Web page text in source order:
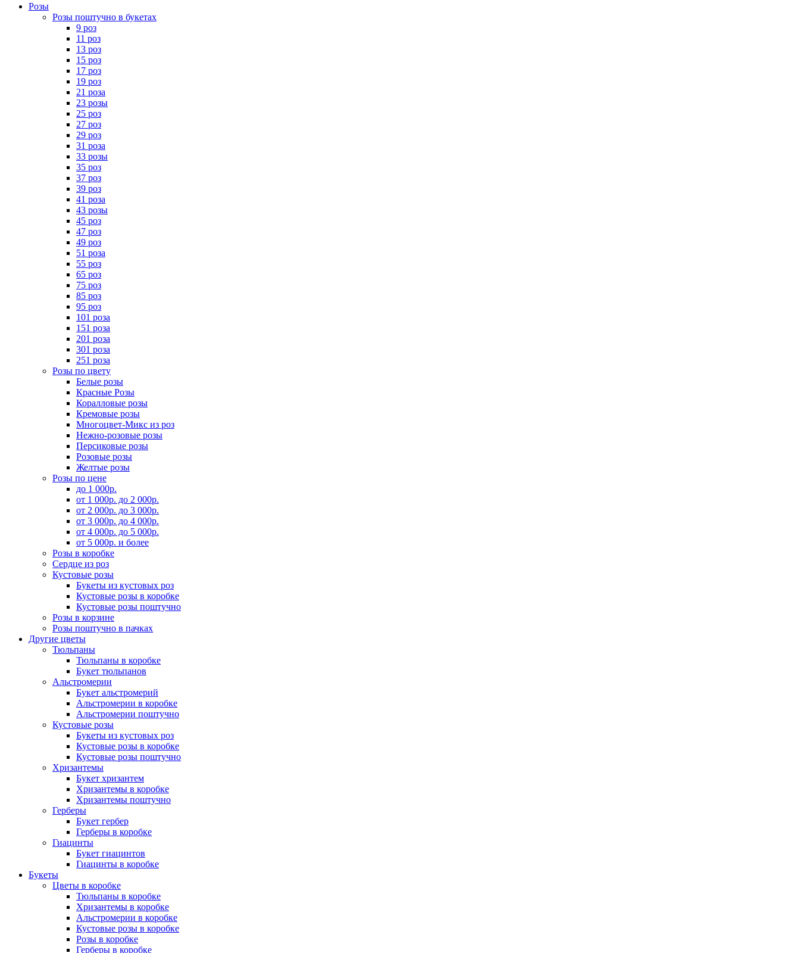
Розы
Розы поштучно в букетах
9 роз
11 роз
13 роз
15 роз
17 роз
19 роз
21 роза
23 розы
25 роз
27 роз
29 роз
31 роза
33 розы
35 роз
37 роз
39 роз
41 роза
43 розы
45 роз
47 роз
49 роз
51 роза
55 роз
65 роз
75 роз
85 роз
95 роз
101 роза
151 роза
201 роза
301 роза
251 роза
Розы по цвету
Белые розы
Красные Розы
Коралловые розы
Кремовые розы
Многоцвет-Микс из роз
Нежно-розовые розы
Персиковые розы
Розовые розы
Желтые розы
Розы по цене
до 1 000р.
от 1 000р. до 2 000р.
от 2 000р. до 3 000р.
от 3 000р. до 4 000р.
от 4 000р. до 5 000р.
от 5 000р. и более
Розы в коробке
Сердце из роз
Кустовые розы
Букеты из кустовых роз
Кустовые розы в коробке
Кустовые розы поштучно
Розы в корзине
Розы поштучно в пачках
Другие цветы
Тюльпаны
Тюльпаны в коробке
Букет тюльпанов
Альстромерии
Букет альстромерий
Альстромерии в коробке
Альстромерии поштучно
Кустовые розы
Букеты из кустовых роз
Кустовые розы в коробке
Кустовые розы поштучно
Хризантемы
Букет хризантем
Хризантемы в коробке
Хризантемы поштучно
Герберы
Букет гербер
Герберы в коробке
Гиацинты
Букет гиацинтов
Гиацинты в коробке
Букеты
Цветы в коробке
Тюльпаны в коробке
Хризантемы в коробке
Альстромерии в коробке
Кустовые розы в коробке
Розы в коробке
Герберы в коробке